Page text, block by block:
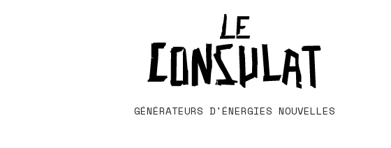
GÉNÉRATEURS D'ÉNERGIES NOUVELLES